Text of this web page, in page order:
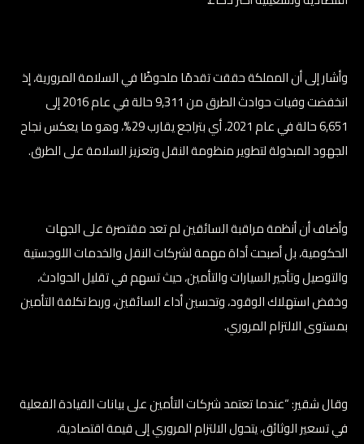
وأشار إلى أن المملكة حققت تقدمًا ملحوظًا في السلامة المرورية، إذ
انخفضت وفيات حوادث الطرق من 9,311 حالة في عام 2016 إلى
6,651 حالة في عام 2021، أي بتراجع يقارب 29%، وهو ما يعكس نجاح
الجهود المبذولة لتطوير منظومة النقل وتعزيز السلامة على الطرق.
وأضاف أن أنظمة مراقبة السائقين لم تعد مقتصرة على الجهات
الحكومية، بل أصبحت أداة مهمة لشركات النقل والخدمات اللوجستية
والتوصيل وتأجير السيارات والتأمين، حيث تسهم في تقليل الحوادث،
وخفض استهلاك الوقود، وتحسين أداء السائقين، وربط تكلفة التأمين
بمستوى الالتزام المروري.
وقال شقير: “عندما تعتمد شركات التأمين على بيانات القيادة الفعلية
في تسعير الوثائق، يتحول الالتزام المروري إلى قيمة اقتصادية،